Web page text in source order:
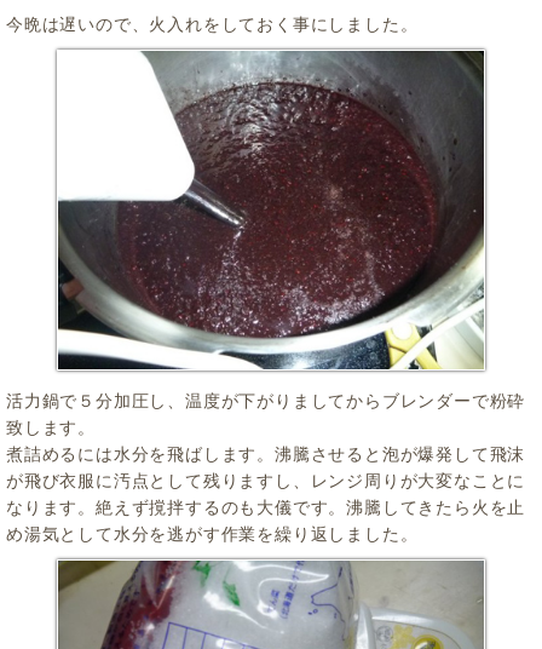
今晩は遅いので、火入れをしておく事にしました。
活力鍋で５分加圧し、温度が下がりましてからブレンダーで粉砕
致します。
煮詰めるには水分を飛ばします。沸騰させると泡が爆発して飛沫
が飛び衣服に汚点として残りますし、レンジ周りが大変なことに
なります。絶えず撹拌するのも大儀です。沸騰してきたら火を止
め湯気として水分を逃がす作業を繰り返しました。